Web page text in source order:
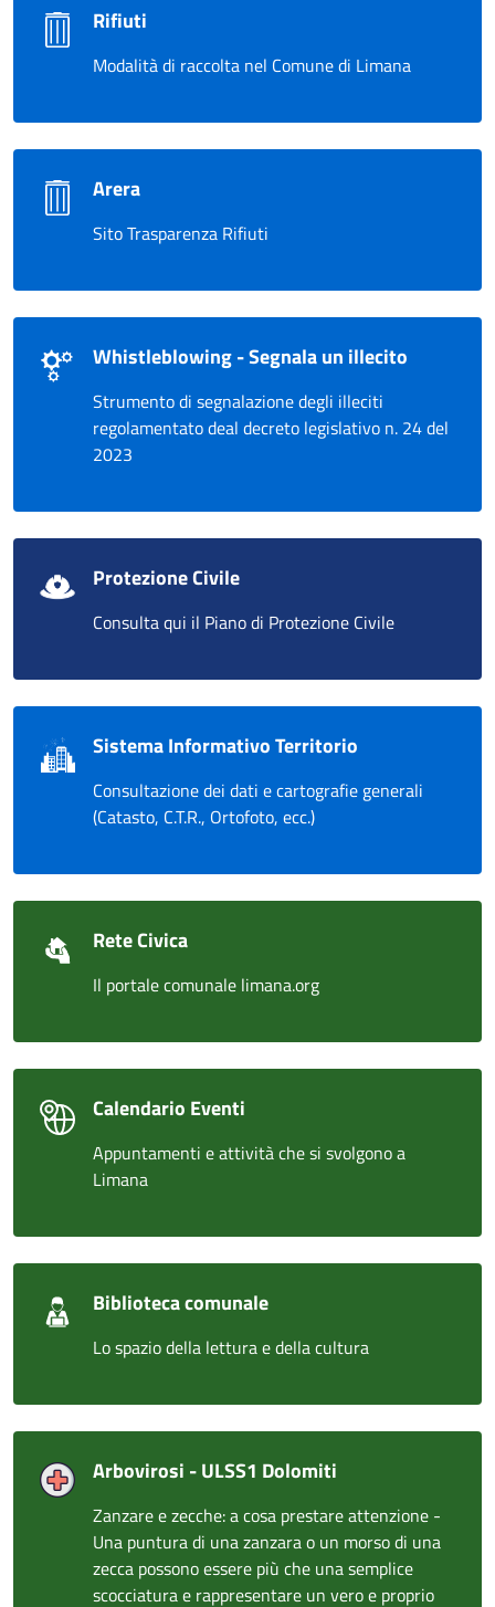
Rifiuti
Modalità di raccolta nel Comune di Limana
Arera
Sito Trasparenza Rifiuti
Whistleblowing - Segnala un illecito
Strumento di segnalazione degli illeciti
regolamentato deal decreto legislativo n. 24 del
2023
Protezione Civile
Consulta qui il Piano di Protezione Civile
Sistema Informativo Territorio
Consultazione dei dati e cartografie generali
(Catasto, C.T.R., Ortofoto, ecc.)
Rete Civica
Il portale comunale limana.org
Calendario Eventi
Appuntamenti e attività che si svolgono a
Limana
Biblioteca comunale
Lo spazio della lettura e della cultura
Arbovirosi - ULSS1 Dolomiti
Zanzare e zecche: a cosa prestare attenzione -
Una puntura di una zanzara o un morso di una
zecca possono essere più che una semplice
scocciatura e rappresentare un vero e proprio